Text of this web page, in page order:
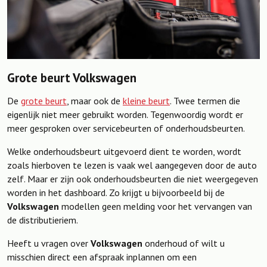
Grote beurt Volkswagen
De grote beurt , maar ook de kleine beurt. Twee termen die
eigenlijk niet meer gebruikt worden. Tegenwoordig wordt er
meer gesproken over servicebeurten of onderhoudsbeurten.
Welke onderhoudsbeurt uitgevoerd dient te worden, wordt
zoals hierboven te lezen is vaak wel aangegeven door de auto
zelf. Maar er zijn ook onderhoudsbeurten die niet weergegeven
worden in het dashboard. Zo krijgt u bijvoorbeeld bij de
Volkswagen modellen geen melding voor het vervangen van
de distributieriem.
Heeft u vragen over Volkswagen onderhoud of wilt u
misschien direct een afspraak inplannen om een